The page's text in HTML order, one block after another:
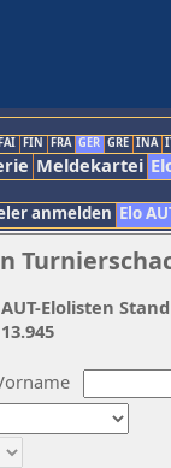
FIN FRA GER GRE INA
Meldekartei
anmelden Elo
AUT-Elolisten
13.945